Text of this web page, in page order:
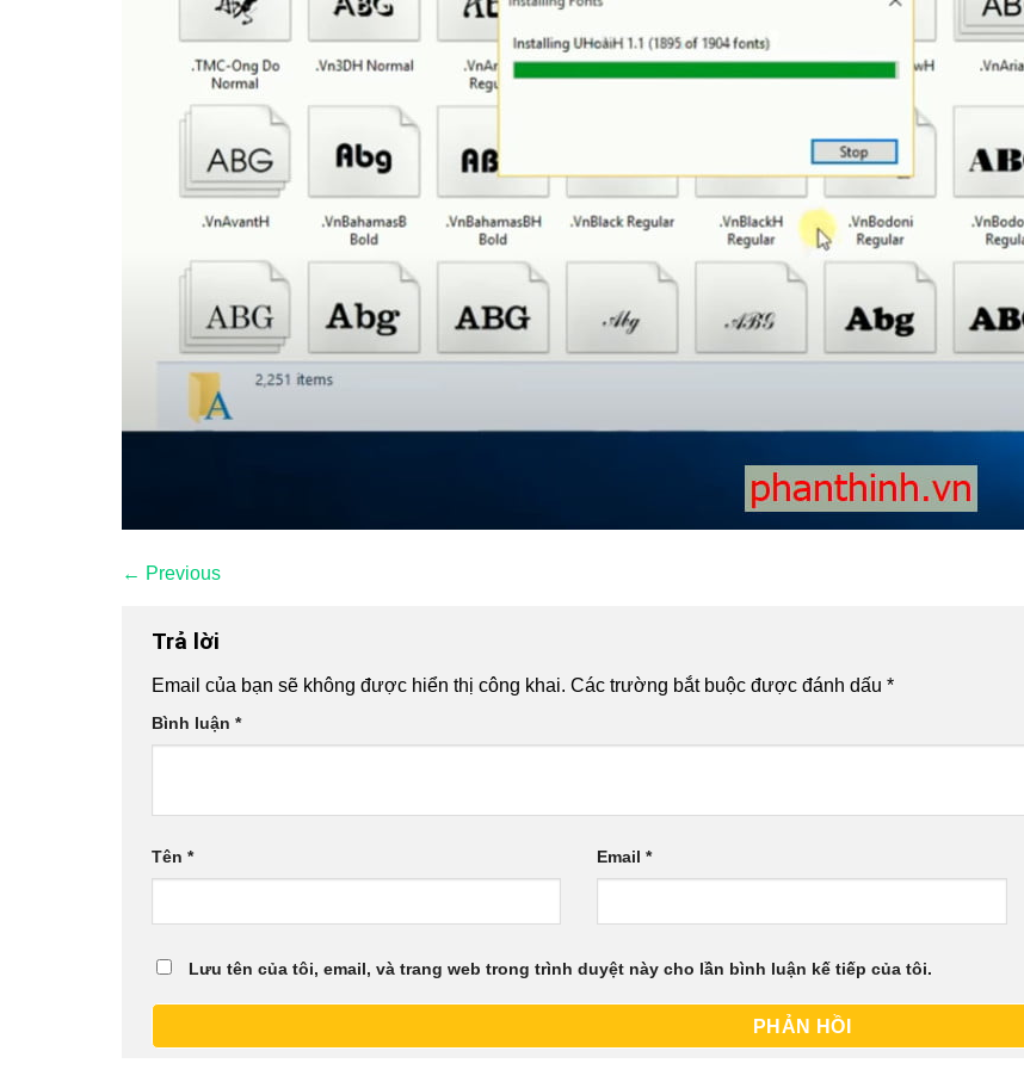
← Previous
Trả lời
Email của bạn sẽ không được hiển thị công khai. Các trường bắt buộc được đánh dấu *
Bình luận *
Tên * Email*
Lưu tên của tôi, email, và trang web trong trình duyệt này cho lần bình luận kế tiếp của tôi.